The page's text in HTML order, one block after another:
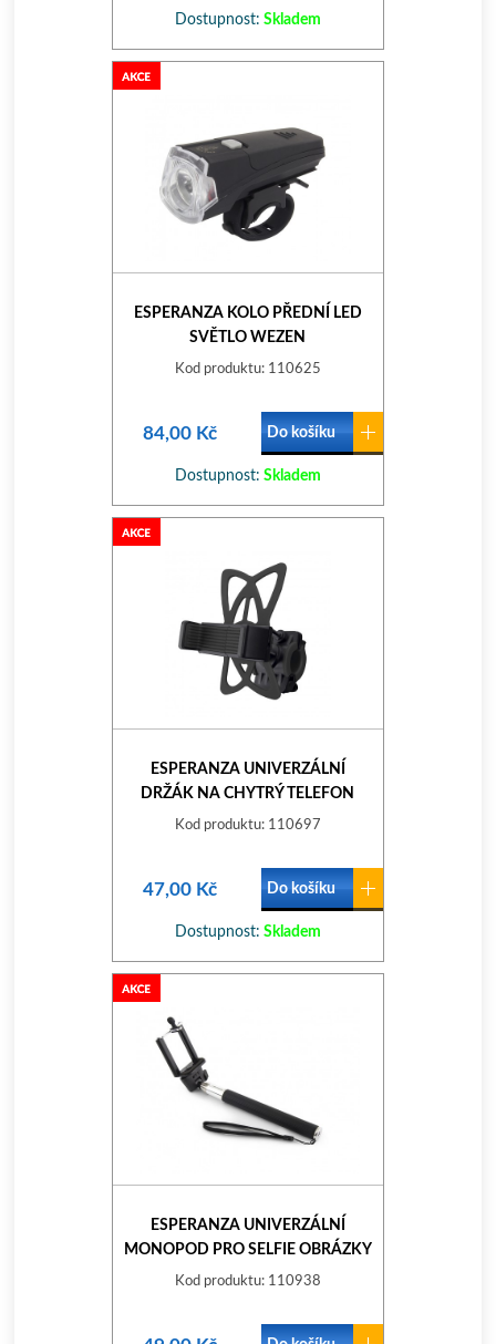
Dostupnost: Skladem
ESPERANZA KOLO PŘEDNÍ LED
SVĚTLO WEZEN
Kod produktu: 110625
84,00 Kč Do košíku
Dostupnost: Skladem
ESPERANZA UNIVERZÁLNÍ
DRŽÁK NA CHYTRÝ TELEFON
DRŽÁK NA KOLO
Kod produktu: 110697
47,00 Kč Do košíku
Dostupnost: Skladem
ESPERANZA UNIVERZÁLNÍ
MONOPOD PRO SELFIE OBRÁZKY
EMM107
Kod produktu: 110938